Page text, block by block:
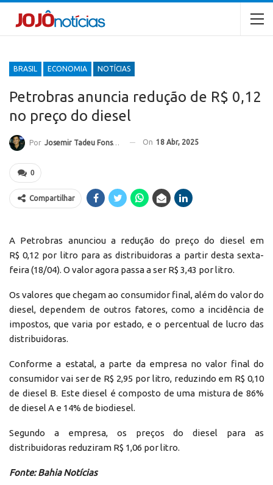
BRASIL ECONOMIA NOTÍCIAS
Petrobras anuncia redução de R$ 0,12
no preço do diesel
Por Josemir Tadeu Fonseca On 18 Abr, 2025
0
Compartilhar
A Petrobras anunciou a redução do preço do diesel em
R$ 0,12 por litro para as distribuidoras a partir desta sexta-
feira (18/04). O valor agora passa a ser R$ 3,43 por litro.
Os valores que chegam ao consumidor final, além do valor do
diesel, dependem de outros fatores, como a incidência de
impostos, que varia por estado, e o percentual de lucro das
distribuidoras.
Conforme a estatal, a parte da empresa no valor final do
consumidor vai ser de R$ 2,95 por litro, reduzindo em R$ 0,10
de diesel B. Este diesel é composto de uma mistura de 86%
de diesel A e 14% de biodiesel.
Segundo a empresa, os preços do diesel para as
distribuidoras reduziram R$ 1,06 por litro.
Fonte: Bahia Notícias